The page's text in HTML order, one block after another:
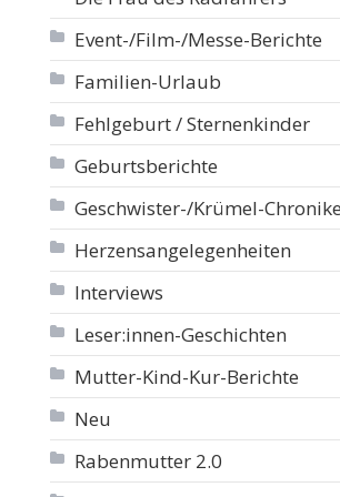
Event-/Film-/Messe-Berichte
Familien-Urlaub
Fehlgeburt / Sternenkinder
Geburtsberichte
Geschwister-/Krümel-
Herzensangelegenheiten
Interviews
Leser:innen-Geschichten
Mutter-Kind-Kur-Berichte
Neu
Rabenmutter 2.0